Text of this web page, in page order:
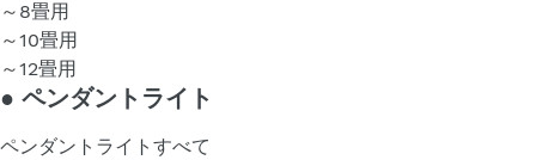
～8畳用
～10畳用
～12畳用
● ペンダントライト
ペンダントライトすべて